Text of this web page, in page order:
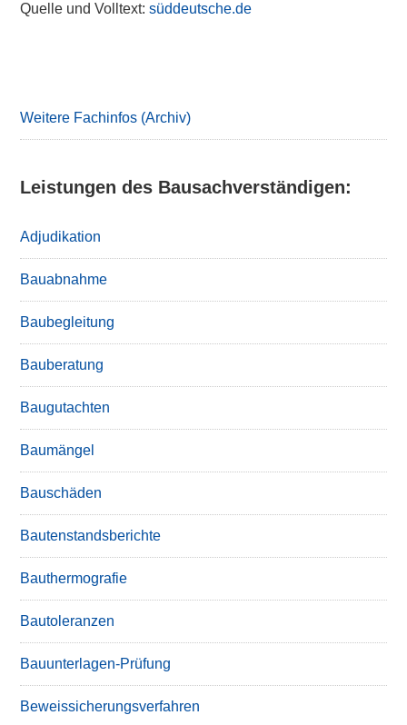
Quelle und Volltext:süddeutsche.de
Weitere Fachinfos (Archiv)
Leistungen des Bausachverständigen:
Adjudikation
Bauabnahme
Baubegleitung
Bauberatung
Baugutachten
Baumängel
Bauschäden
Bautenstandsberichte
Bauthermografie
Bautoleranzen
Bauunterlagen-Prüfung
Beweissicherungsverfahren